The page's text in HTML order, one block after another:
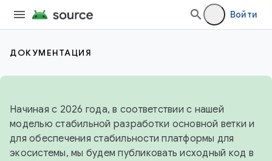
Войти
ДОКУМЕНТАЦИЯ
Начиная с 2026 года, в соответствии с нашей
моделью стабильной разработки основной ветки и
для обеспечения стабильности платформы для
экосистемы, мы будем публиковать исходный код в